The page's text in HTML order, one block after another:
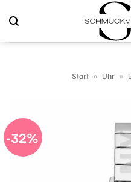
Inhalt
springen
Start » Uhr »
-32%